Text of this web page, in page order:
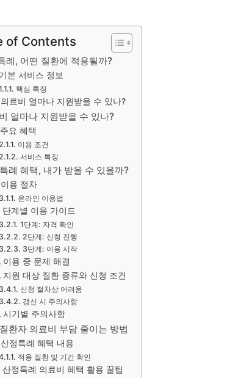
of Contents
례, 어떤 질환에 적용될까?
기본 서비스 정보
핵심 특징
의료비 얼마나 지원받을 수 있나?
얼마나 지원받을 수 있나?
주요 혜택
이용 조건
서비스 특징
례 혜택, 내가 받을 수 있을까?
이용 절차
온라인 이용법
단계별 이용 가이드
1단계: 자격 확인
2단계: 신청 진행
3단계: 이용 시작
이용 중 문제 해결
지원 대상 질환 종류와 신청 조건
신청 절차상 어려움
갱신 시 주의사항
시기별 주의사항
환자 의료비 부담 줄이는 방법
산정특례 혜택 내용
적용 질환 및 기간 확인
산정특례 의료비 혜택 활용 꿀팁